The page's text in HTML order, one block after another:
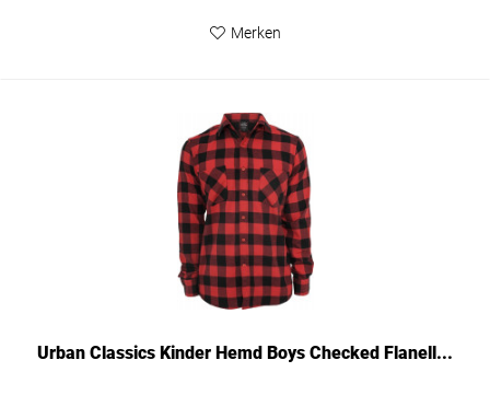
Merken
Urban Classics Kinder Hemd Boys Checked Flanell...